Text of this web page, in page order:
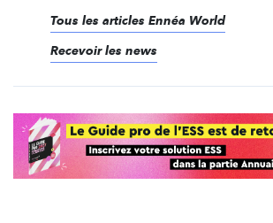
Tous les articles Ennéa World
Recevoir les news